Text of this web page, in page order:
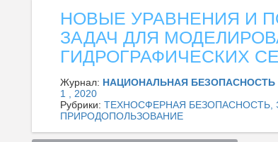
НОВЫЕ УРАВНЕНИЯ И
ЗАДАЧ ДЛЯ
ГИДРОГРАФИЧЕСКИХ
Журнал: НАЦИОНАЛЬНАЯ БЕЗОПАСНОСТЬ
1 , 2020
Рубрики: ТЕХНОСФЕРНАЯ
ПРИРОДОПОЛЬЗОВАНИЕ